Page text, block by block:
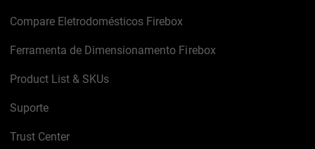
Compare Eletrodomésticos Firebox
Ferramenta de Dimensionamento Firebox
Product List & SKUs
Suporte
Trust Center